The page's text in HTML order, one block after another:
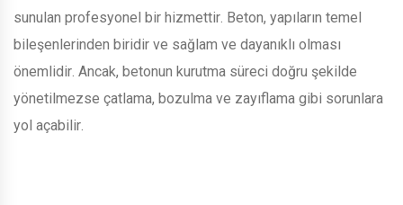
sunulan profesyonel bir hizmettir. Beton, yapıların temel
bileşenlerinden biridir ve sağlam ve dayanıklı olması
önemlidir. Ancak, betonun kurutma süreci doğru şekilde
yönetilmezse çatlama, bozulma ve zayıflama gibi sorunlara
yol açabilir.